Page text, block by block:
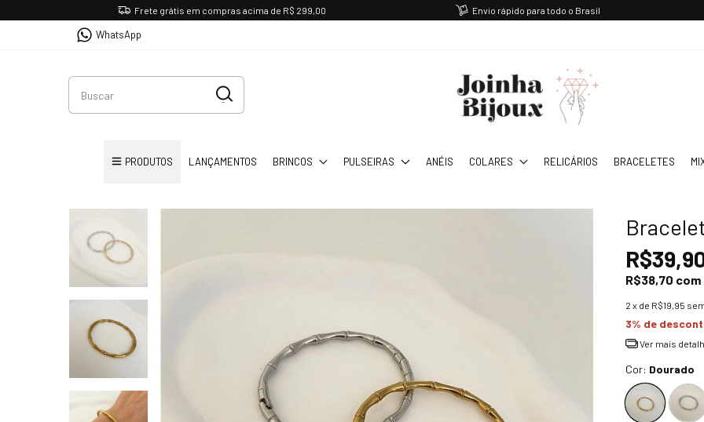
Frete grátis em compras acima de R$ 299,00 Envio rápido para todo o Brasil
WhatsApp
PRODUTOS LANÇAMENTOS BRINCOS PULSEIRAS ANÉIS COLARES RELICÁRIOS BRACELETES
R$38,70 com
2 x de R$19,95
3% de
Ver mais
Cor: Dourado